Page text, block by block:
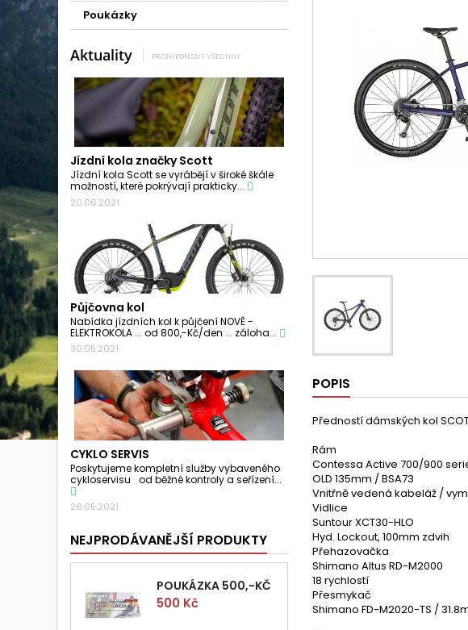
Poukázky
Aktuality PROHLÉDNOUT VŠECHNY
Jízdní kola značky Scott
Jízdní kola Scott se vyrábějí v široké škále
možností, které pokrývají prakticky...
20.06.2021
Půjčovna kol
Nabídka jízdních kol k půjčení NOVĚ -
ELEKTROKOLA ... od 800,-Kč/den ... záloha...
30.05.2021
CYKLO SERVIS
Poskytujeme kompletní služby vybaveného
cykloservisu od běžné kontroly a seřízení...
26.05.2021
NEJPRODÁVANĚJŠÍ PRODUKTY
POUKÁZKA 500,-KČ
Cena
500 Kč
POPIS
Předností dámských kol
Rám
Contessa Active 700/900
OLD 135mm / BSA73
Vnitřně vedená kabeláž /
Vidlice
Suntour XCT30-HLO
Hyd. Lockout, 100mm zdvih
Přehazovačka
Shimano Altus RD-M2000
18 rychlostí
Přesmykač
Shimano FD-M2020-TS /